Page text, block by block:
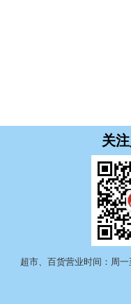
关
超市、百货营业时间：周